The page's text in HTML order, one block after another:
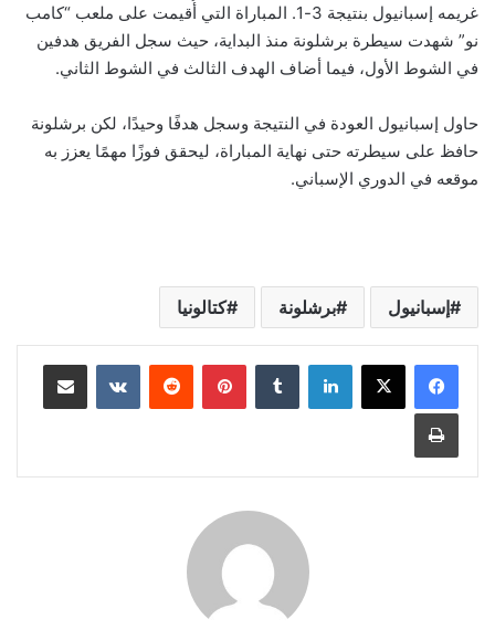
غريمه إسبانيول بنتيجة 3-1. المباراة التي أُقيمت على ملعب “كامب
نو” شهدت سيطرة برشلونة منذ البداية، حيث سجل الفريق هدفين
في الشوط الأول، فيما أضاف الهدف الثالث في الشوط الثاني.
حاول إسبانيول العودة في النتيجة وسجل هدفًا وحيدًا، لكن برشلونة
حافظ على سيطرته حتى نهاية المباراة، ليحقق فوزًا مهمًا يعزز به
موقعه في الدوري الإسباني.
إسبانيول برشلونة كتالونيا
لينكدإن بينتيريست مشاركة عبر البريد
طباعة